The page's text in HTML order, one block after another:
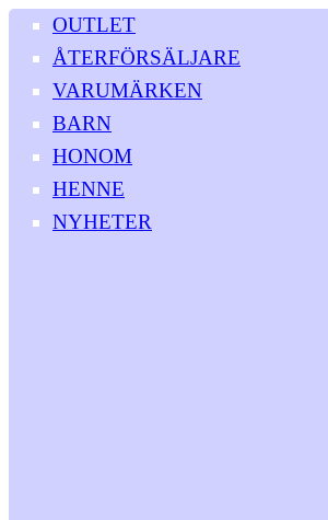
OUTLET
ÅTERFÖRSÄLJARE
VARUMÄRKEN
BARN
HONOM
HENNE
NYHETER